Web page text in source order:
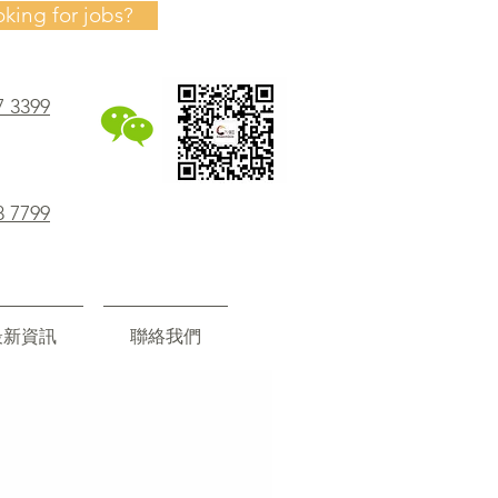
for jobs?
3399
7799
資訊 聯絡我們